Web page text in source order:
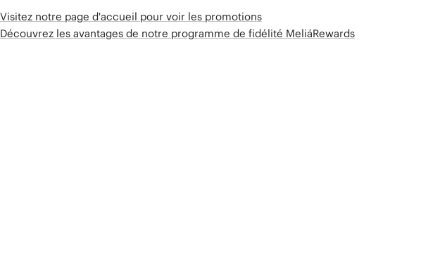
Visitez notre page d'accueil pour voir les promotions
Découvrez les avantages de notre programme de fidélité MeliáRewards